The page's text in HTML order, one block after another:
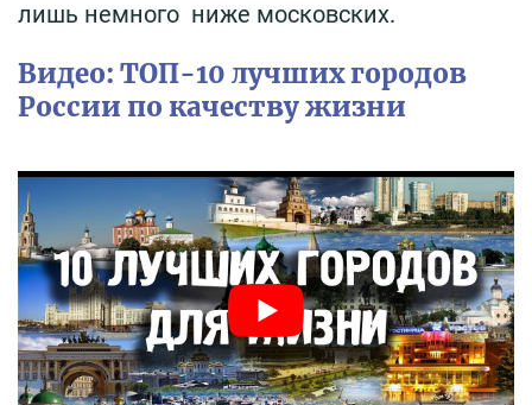
лишь немного ниже московских.
Видео: ТОП-10 лучших городов
России по качеству жизни